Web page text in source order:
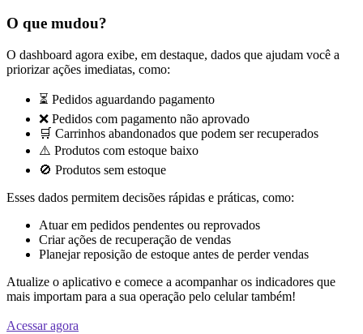
O que mudou?
O dashboard agora exibe, em destaque, dados que ajudam você a
priorizar ações imediatas, como:
⏳ Pedidos aguardando pagamento
❌ Pedidos com pagamento não aprovado
🛒 Carrinhos abandonados que podem ser recuperados
⚠️ Produtos com estoque baixo
🚫 Produtos sem estoque
Esses dados permitem decisões rápidas e práticas, como:
Atuar em pedidos pendentes ou reprovados
Criar ações de recuperação de vendas
Planejar reposição de estoque antes de perder vendas
Atualize o aplicativo e comece a acompanhar os indicadores que
mais importam para a sua operação pelo celular também!
Acessar agora